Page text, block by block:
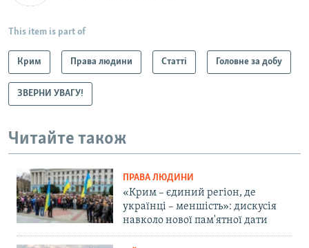
This item is part of
Крим Права людини Статті Головне за добу
ЗВЕРНИ УВАГУ!
Читайте також
ПРАВА ЛЮДИНИ
«Крим – єдиний регіон, де
українці – меншість»: дискусія
навколо нової пам'ятної дати